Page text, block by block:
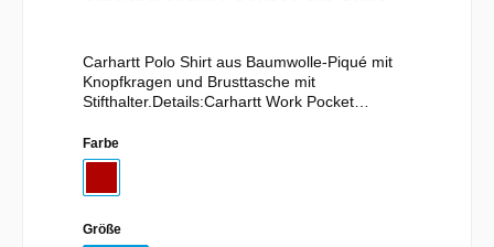
Carhartt Polo Shirt aus Baumwolle-Piqué mit
Knopfkragen und Brusttasche mit
Stifthalter.Details:Carhartt Work Pocket
Roll Rib-Strick-PolokragenKurze Ärmel ohne
Saum für mehr BewegungsfreiheitKragen mit
Kugelschreiber, Bleistift oder
WerkzeugGerader Saum mit
Farbe
Größe